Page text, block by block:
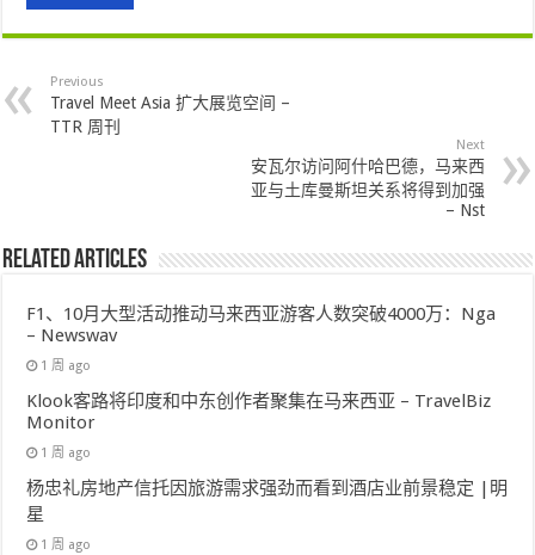
Previous
Travel Meet Asia 扩大展览空间 –
TTR 周刊
Next
安瓦尔访问阿什哈巴德，马来西
亚与土库曼斯坦关系将得到加强
– Nst
Related Articles
F1、10月大型活动推动马来西亚游客人数突破4000万：Nga
– Newswav
1 周 ago
Klook客路将印度和中东创作者聚集在马来西亚 – TravelBiz
Monitor
1 周 ago
杨忠礼房地产信托因旅游需求强劲而看到酒店业前景稳定 |明
星
1 周 ago